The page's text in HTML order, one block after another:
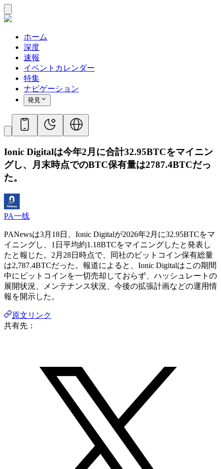
ホーム
深度
速報
イベントカレンダー
特集
ナビゲーション
発見
Ionic Digitalは今年2月に合計32.95BTCをマイニン
グし、月末時点でのBTC保有量は2787.4BTCだっ
た。
PA一线
PANewsは3月18日、Ionic Digitalが2026年2月に32.95BTCをマ
イニングし、1日平均約1.18BTCをマイニングしたと発表し
たと報じた。2月28日時点で、同社のビットコイン保有総量
は2,787.4BTCだった。報道によると、Ionic Digitalはこの期間
中にビットコインを一切売却しておらず、ハッシュレートの
展開状況、メンテナンス状況、今後の拡張計画などの運用情
報を開示した。
原文リンク
共有先：